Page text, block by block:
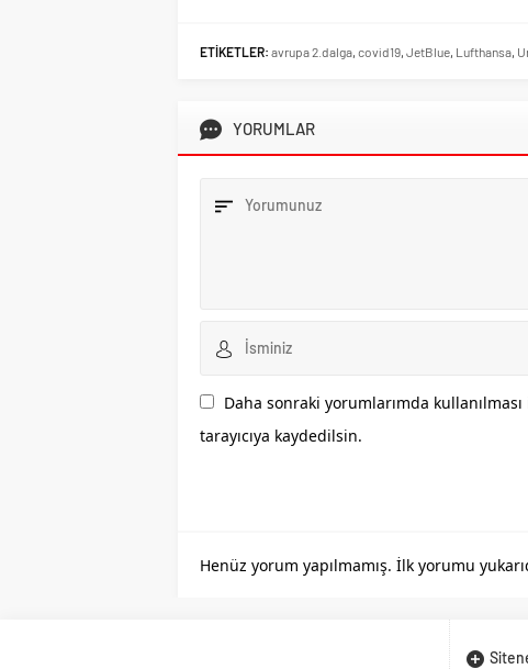
ETİKETLER: avrupa 2.dalga covid19 JetBlue Lufthansa
YORUMLAR
Daha sonraki yorumlarımda
tarayıcıya kaydedilsin.
Henüz yorum yapılmamış. İlk yorumu